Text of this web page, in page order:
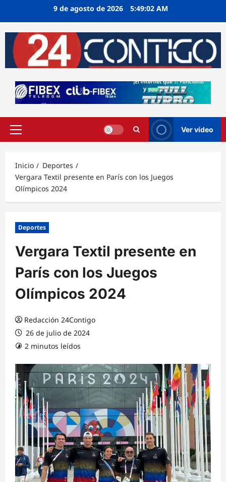
9 de agosto de 2026 5:49:02 AM
Menú
Ver vídeo
Inicio
Deportes
Vergara Textil presente en París con los Juegos
Olímpicos 2024
Deportes
Vergara Textil presente en
París con los Juegos
Olímpicos 2024
Redacción 24Contigo
26 de julio de 2024
2 minutos leídos